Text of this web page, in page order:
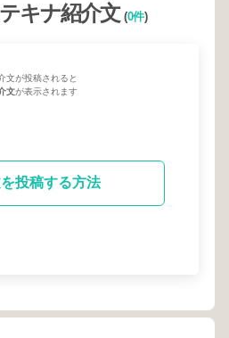
キナ紹介文(0件)
文が投稿されると
文が表示されます
投稿する方法